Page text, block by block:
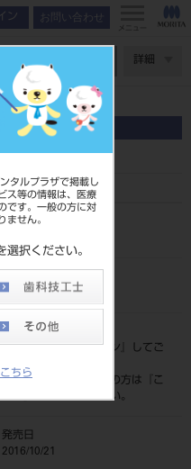
タルプラザで掲載し
ス等の情報は、医療
です。一般の方に対
ません。
選択ください。
ちら
ン お問い合わせ
メニュー
詳細
ヤー PRO
品目コード
4963931210794
標準価格
価格の確認は『ログイン
』してご
ネット会員登録がまだの方は『
こ
ちら』より登録ください。
発売日
2016/10/21